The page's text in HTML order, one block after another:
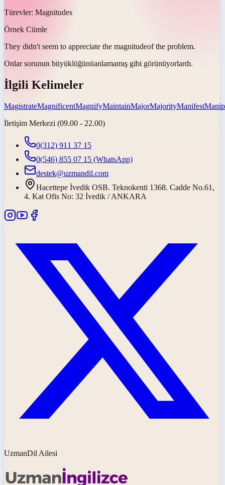
Türevler: Magnitudes
Örnek Cümle
They didn't seem to appreciate the magnitudeof the problem.
Onlar sorunun büyüklüğünüanlamamış gibi görünüyorlardı.
İlgili Kelimeler
MagistrateMagnificentMagnifyMaintainMajorMajorityManifest
İletişim Merkezi (09.00 - 22.00)
0(312) 911 37 15
0(546) 855 07 15 (WhatsApp)
destek@uzmandil.com
Hacettepe İvedik OSB. Teknokenti 1368. Cadde No.61,
4. Kat Ofis No: 32 İvedik / ANKARA
UzmanDil Ailesi